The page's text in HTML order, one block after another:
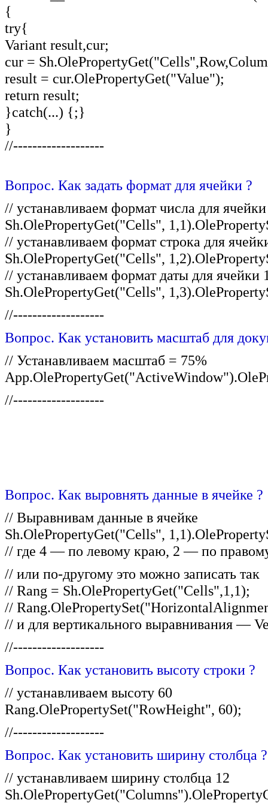
{
try{
Variant result,cur;
cur =
result = cur.OlePropertyGet("Value");
return result;
}catch(...) {;}
}
//-------------------
Вопрос. Как задать формат для ячейки ?
// устанавливаем формат числа для
Sh.OlePropertyGet("Cells",
// устанавливаем формат строка для
Sh.OlePropertyGet("Cells",
// устанавливаем формат даты для ячейки
Sh.OlePropertyGet("Cells",
//-------------------
Вопрос. Как установить масштаб для
// Устанавливаем масштаб = 75%
//-------------------
Вопрос. Как выровнять данные в ячейке ?
// Выравнивам данные в ячейке
Sh.OlePropertyGet("Cells",
// где 4 — по левому краю, 2 — по
// или по-другому это можно записать так
// Rang = Sh.OlePropertyGet("Cells",1,1);
//
// и для вертикального выравнивания —
//-------------------
Вопрос. Как установить высоту строки ?
// устанавливаем высоту 60
Rang.OlePropertySet("RowHeight", 60);
//-------------------
Вопрос. Как установить ширину столбца ?
// устанавливаем ширину столбца 12